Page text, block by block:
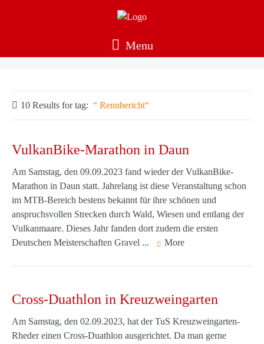
Menu
10 Results fortag: Rennbericht
VulkanBike-Marathon in Daun
Am Samstag, den 09.09.2023 fand wieder der VulkanBike-
Marathon in Daun statt. Jahrelang ist diese Veranstaltung schon
im MTB-Bereich bestens bekannt für ihre schönen und
anspruchsvollen Strecken durch Wald, Wiesen und entlang der
Vulkanmaare. Dieses Jahr fanden dort zudem die ersten
Deutschen Meisterschaften Gravel ...
More
Cross-Duathlon in Kreuzweingarten
Am Samstag, den 02.09.2023, hat der TuS Kreuzweingarten-
Rheder einen Cross-Duathlon ausgerichtet. Da man gerne